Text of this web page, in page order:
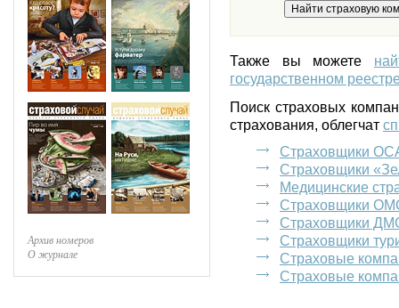
Архив номеров
О журнале
Также вы можете
государственном
Поиск страховых
страхования, облегчат
Страховщики
Страховщики
Медицинские
Страховщики
Страховщики
Страховщики
Страховые
Страховые